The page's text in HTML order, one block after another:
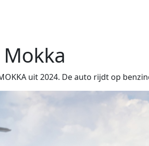
uit 2024. De auto rijdt op